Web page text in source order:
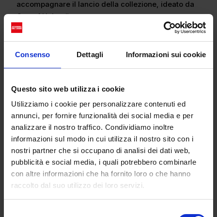
Consenso Dettagli Informazioni sui cookie
Questo sito web utilizza i cookie
Utilizziamo i cookie per personalizzare contenuti ed
annunci, per fornire funzionalità dei social media e per
analizzare il nostro traffico. Condividiamo inoltre
informazioni sul modo in cui utilizza il nostro sito con i
nostri partner che si occupano di analisi dei dati web,
pubblicità e social media, i quali potrebbero combinarle
con altre informazioni che ha fornito loro o che hanno
raccolto dal suo utilizzo dei loro servizi.
accompagnare il lancio della collezione, ideato da
Gustaf Holtenäs.
Per i più casual la collezione presenta: jeans in
denim, velluto a coste e jersey pesante.